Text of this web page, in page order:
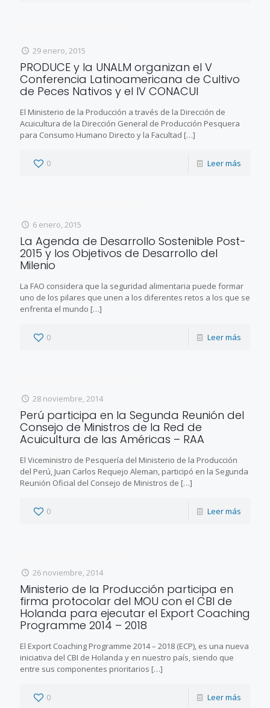
29 enero, 2015
PRODUCE y la UNALM organizan el V
Conferencia Latinoamericana de Cultivo
de Peces Nativos y el IV CONACUI
El Ministerio de la Producción a través de la Dirección de
Acuicultura de la Dirección General de Producción Pesquera
para Consumo Humano Directo y la Facultad […]
0 Leer más
6 enero, 2015
La Agenda de Desarrollo Sostenible Post-
2015 y los Objetivos de Desarrollo del
Milenio
La FAO considera que la seguridad alimentaria puede formar
uno de los pilares que unen a los diferentes retos a los que se
enfrenta el mundo […]
0 Leer más
28 noviembre, 2014
Perú participa en la Segunda Reunión del
Consejo de Ministros de la Red de
Acuicultura de las Américas – RAA
El Viceministro de Pesquería del Ministerio de la Producción
del Perú, Juan Carlos Requejo Aleman, participó en la Segunda
Reunión Oficial del Consejo de Ministros de […]
0 Leer más
26 noviembre, 2014
Ministerio de la Producción participa en
firma protocolar del MOU con el CBI de
Holanda para ejecutar el Export Coaching
Programme 2014 – 2018
El Export Coaching Programme 2014 – 2018 (ECP), es una nueva
iniciativa del CBI de Holanda y en nuestro país, siendo que
entre sus componentes prioritarios […]
0 Leer más